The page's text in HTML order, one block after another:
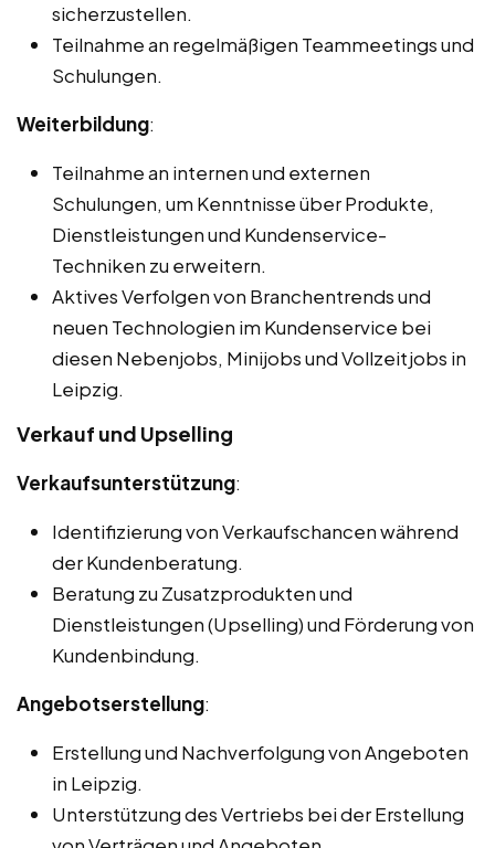
sicherzustellen.
Teilnahme an regelmäßigen Teammeetings und
Schulungen.
Weiterbildung:
Teilnahme an internen und externen
Schulungen, um Kenntnisse über Produkte,
Dienstleistungen und Kundenservice-
Techniken zu erweitern.
Aktives Verfolgen von Branchentrends und
neuen Technologien im Kundenservice bei
diesen Nebenjobs, Minijobs und Vollzeitjobs in
Leipzig.
Verkauf und Upselling
Verkaufsunterstützung:
Identifizierung von Verkaufschancen während
der Kundenberatung.
Beratung zu Zusatzprodukten und
Dienstleistungen (Upselling) und Förderung von
Kundenbindung.
Angebotserstellung:
Erstellung und Nachverfolgung von Angeboten
in Leipzig.
Unterstützung des Vertriebs bei der Erstellung